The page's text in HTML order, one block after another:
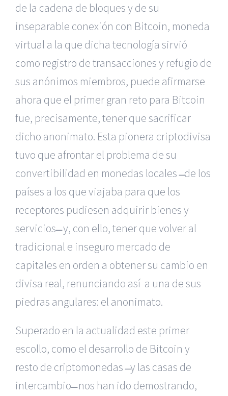
de la cadena de bloques y de su
inseparable conexión con Bitcoin, moneda
virtual a la que dicha tecnología sirvió
como registro de transacciones y refugio de
sus anónimos miembros, puede afirmarse
ahora que el primer gran reto para Bitcoin
fue, precisamente, tener que sacrificar
dicho anonimato. Esta pionera criptodivisa
tuvo que afrontar el problema de su
convertibilidad en monedas locales ̶ de los
países a los que viajaba para que los
receptores pudiesen adquirir bienes y
servicios ̶ y, con ello, tener que volver al
tradicional e inseguro mercado de
capitales en orden a obtener su cambio en
divisa real, renunciando así a una de sus
piedras angulares: el anonimato.
Superado en la actualidad este primer
escollo, como el desarrollo de Bitcoin y
resto de criptomonedas ̶ y las casas de
intercambio ̶ nos han ido demostrando,